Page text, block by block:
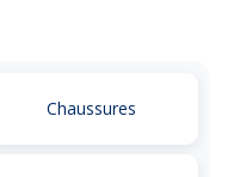
Chaussures